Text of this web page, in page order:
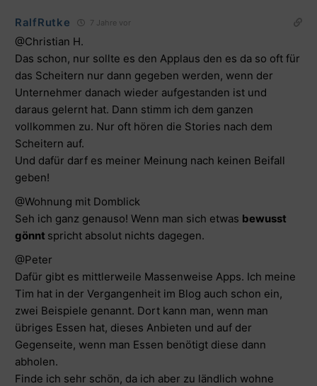
RalfRutke 7 Jahre vor
@Christian H.
Das schon, nur sollte es den Applaus den es da so oft für
das Scheitern nur dann gegeben werden, wenn der
Unternehmer danach wieder aufgestanden ist und
daraus gelernt hat. Dann stimm ich dem ganzen
vollkommen zu. Nur oft hören die Stories nach dem
Scheitern auf.
Und dafür darf es meiner Meinung nach keinen Beifall
geben!
@Wohnung mit Domblick
Seh ich ganz genauso! Wenn man sich etwas bewusst
gönnt spricht absolut nichts dagegen.
@Peter
Dafür gibt es mittlerweile Massenweise Apps. Ich meine
Tim hat in der Vergangenheit im Blog auch schon ein,
zwei Beispiele genannt. Dort kann man, wenn man
übriges Essen hat, dieses Anbieten und auf der
Gegenseite, wenn man Essen benötigt diese dann
abholen.
Finde ich sehr schön, da ich aber zu ländlich wohne